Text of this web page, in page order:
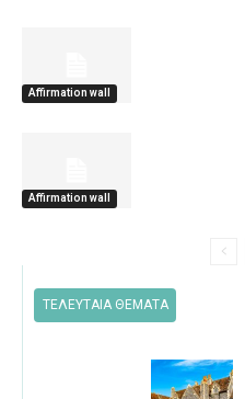
Affirmation wall
Affirmation wall
ΤΕΛΕΥΤΑΙΑ ΘΕΜΑΤΑ